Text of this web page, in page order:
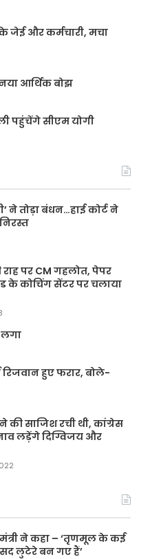
जेई और कर्मचारी, मचा
नया आर्थिक बोझ
पहुंचेंगे सीएम योगी
ने तोड़ा बंधन…हाई कोर्ट ने
पर CM गहलोत, पेपर
के कोचिंग सेंटर पर चलाया
लगा
हुए फरार, बोले-
की साजिश रची थी, कांग्रेस
लड़ेंगे दिग्विजय और
ने कहा – ‘तृणमूल के कई
लुटेरे बन गए हैं’